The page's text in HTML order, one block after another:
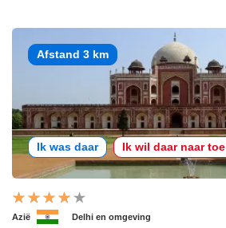
Afstand 3 km
Ik was daar Ik wil daar naar toe
Azië Delhi en omgeving